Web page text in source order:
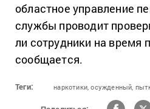
областное управление
службы проводит
ли сотрудники на время
сообщается.
Теги: наркотики, осужденный,